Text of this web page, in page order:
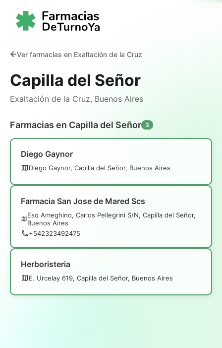
Ver farmacias en Exaltación de la Cruz
Capilla del Señor
Exaltación de la Cruz, Buenos Aires
Farmacias en Capilla del Señor 3
Diego Gaynor
Diego Gaynor, Capilla del Señor, Buenos Aires
Farmacia San Jose de Mared Scs
Esq Ameghino, Carlos Pellegrini S/N, Capilla del Señor,
Buenos Aires
+542323492475
Herboristeria
E. Urcelay 619, Capilla del Señor, Buenos Aires